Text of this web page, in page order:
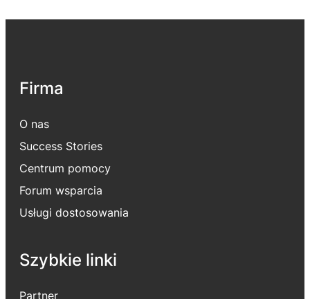
Firma
O nas
Success Stories
Centrum pomocy
Forum wsparcia
Usługi dostosowania
Szybkie linki
Partner